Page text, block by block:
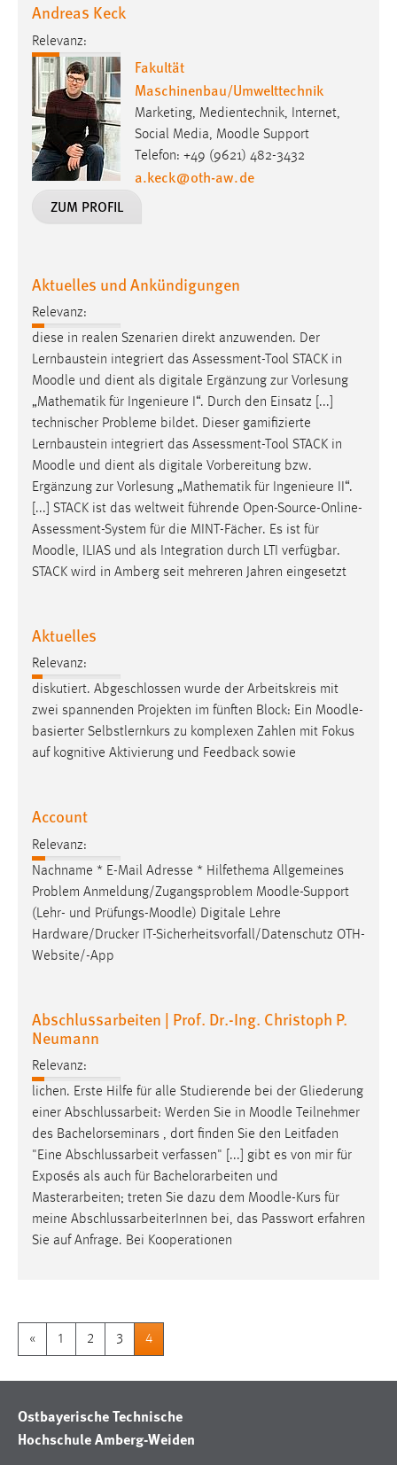
Andreas Keck
Relevanz:
Fakultät
Maschinenbau/Umwelttechnik
Marketing, Medientechnik, Internet,
Social Media, Moodle Support
Telefon: +49 (9621) 482-3432
a.keck@oth-aw.de
ZUM PROFIL
Aktuelles und Ankündigungen
Relevanz:
diese in realen Szenarien direkt anzuwenden. Der
Lernbaustein integriert das Assessment-Tool STACK in
Moodle und dient als digitale Ergänzung zur Vorlesung
„Mathematik für Ingenieure I“. Durch den Einsatz [...]
technischer Probleme bildet. Dieser gamifizierte
Lernbaustein integriert das Assessment-Tool STACK in
Moodle und dient als digitale Vorbereitung bzw.
Ergänzung zur Vorlesung „Mathematik für Ingenieure II“.
[...] STACK ist das weltweit führende Open-Source-Online-
Assessment-System für die MINT-Fächer. Es ist für
Moodle, ILIAS und als Integration durch LTI verfügbar.
STACK wird in Amberg seit mehreren Jahren eingesetzt
Aktuelles
Relevanz:
diskutiert. Abgeschlossen wurde der Arbeitskreis mit
zwei spannenden Projekten im fünften Block: Ein Moodle-
basierter Selbstlernkurs zu komplexen Zahlen mit Fokus
auf kognitive Aktivierung und Feedback sowie
Account
Relevanz:
Nachname * E-Mail Adresse * Hilfethema Allgemeines
Problem Anmeldung/Zugangsproblem Moodle-Support
(Lehr- und Prüfungs-Moodle) Digitale Lehre
Hardware/Drucker IT-Sicherheitsvorfall/Datenschutz OTH-
Website/-App
Abschlussarbeiten | Prof. Dr.-Ing. Christoph P.
Neumann
Relevanz:
lichen. Erste Hilfe für alle Studierende bei der Gliederung
einer Abschlussarbeit: Werden Sie in Moodle Teilnehmer
des Bachelorseminars , dort finden Sie den Leitfaden
"Eine Abschlussarbeit verfassen" [...] gibt es von mir für
Exposés als auch für Bachelorarbeiten und
Masterarbeiten; treten Sie dazu dem Moodle-Kurs für
meine AbschlussarbeiterInnen bei, das Passwort erfahren
Sie auf Anfrage. Bei Kooperationen
« 1 2 3 4
Ostbayerische Technische
Hochschule Amberg-Weiden